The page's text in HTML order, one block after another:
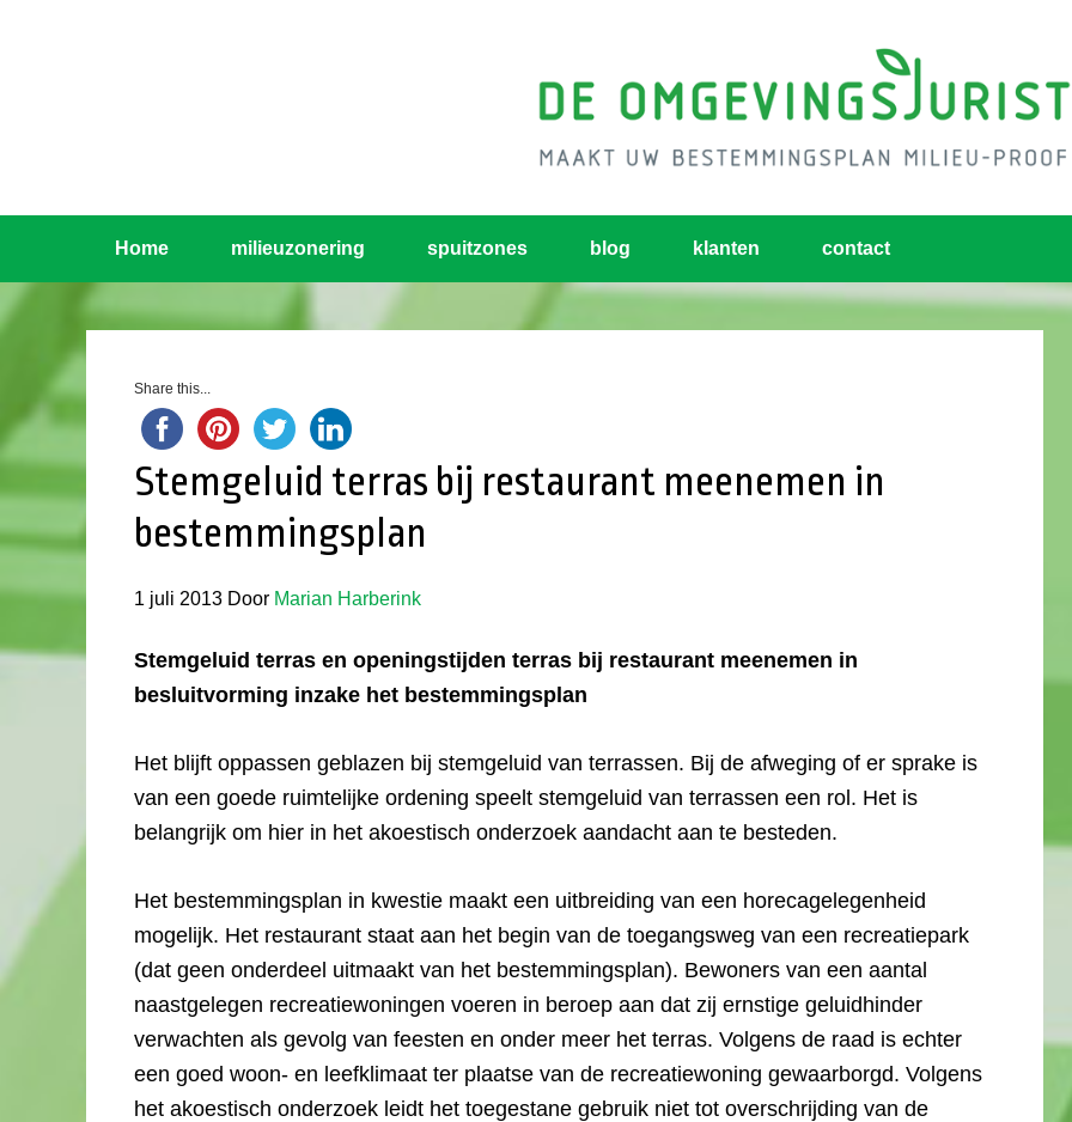
Home milieuzonering spuitzones blog klanten contact
Share this...
Stemgeluid terras bij restaurant meenemen in
bestemmingsplan
1 juli 2013 Door Marian Harberink
Stemgeluid terras en openingstijden terras bij restaurant meenemen in
besluitvorming inzake het bestemmingsplan
Het blijft oppassen geblazen bij stemgeluid van terrassen. Bij de afweging of er sprake is
van een goede ruimtelijke ordening speelt stemgeluid van terrassen een rol. Het is
belangrijk om hier in het akoestisch onderzoek aandacht aan te besteden.
Het bestemmingsplan in kwestie maakt een uitbreiding van een horecagelegenheid
mogelijk. Het restaurant staat aan het begin van de toegangsweg van een recreatiepark
(dat geen onderdeel uitmaakt van het bestemmingsplan). Bewoners van een aantal
naastgelegen recreatiewoningen voeren in beroep aan dat zij ernstige geluidhinder
verwachten als gevolg van feesten en onder meer het terras. Volgens de raad is echter
een goed woon- en leefklimaat ter plaatse van de recreatiewoning gewaarborgd. Volgens
het akoestisch onderzoek leidt het toegestane gebruik niet tot overschrijding van de